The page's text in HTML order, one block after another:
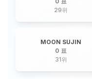
29위
MOON SUJIN
0 표
31위